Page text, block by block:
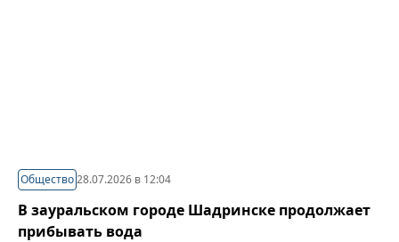
Общество28.07.2026 в 12:04
В зауральском городе Шадринске продолжает
прибывать вода